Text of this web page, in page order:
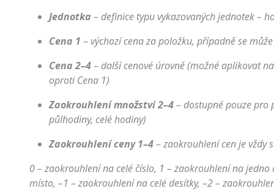
Jednotka –definice typu vykazovaných jednotek –
Cena 1 – výchozí cena za položku, případně se
Cena 2–4–další cenové úrovně (možné aplikovat
oproti Cena 1)
Zaokrouhlení množství 2–4–dostupné pouze pro
půlhodiny, celé hodiny)
Zaokrouhlení ceny 1–4–zaokrouhlení cen je vždy
0 – zaokrouhlení na celé číslo, 1 – zaokrouhlení na
místo, –1 – zaokrouhlení na celé desítky, –2 –